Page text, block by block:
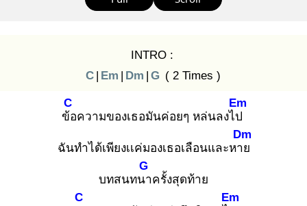
INTRO :
C | Em | Dm | G ( 2 Times )
ข้อ
C
ความของเธอมันค่อยๆ หล่นลงไป
Em
ฉันทำได้เพียงเเค่มองเธอเลือนและหาย
Dm
บทสนทนา
G
ครั้งสุดท้าย
C
Em